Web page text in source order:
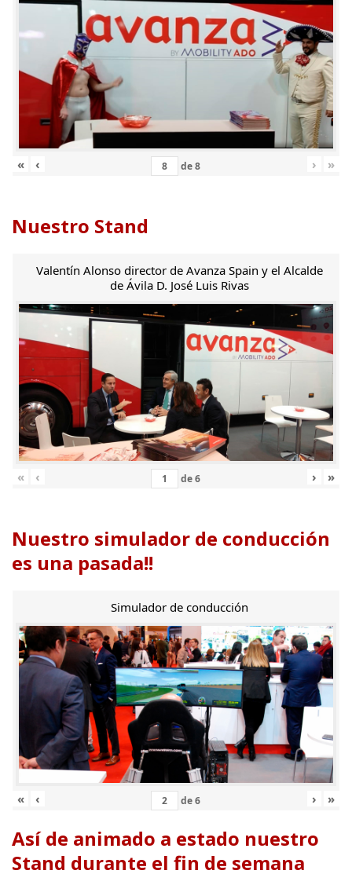
« ‹ de8 › »
Nuestro Stand
Valentín Alonso director de Avanza Spain y el Alcalde
de Ávila D. José Luis Rivas
« ‹ de6 › »
Nuestro simulador de conducción
es una pasada!!
Simulador de conducción
« ‹ de6 › »
Así de animado a estado nuestro
Stand durante el fin de semana